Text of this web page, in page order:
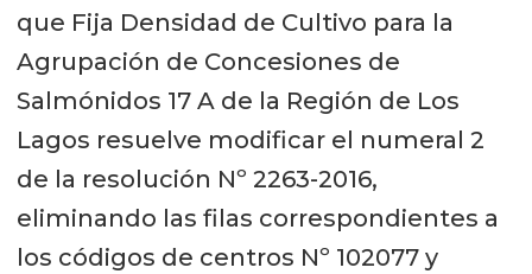
que Fija Densidad de Cultivo para la
Agrupación de Concesiones de
Salmónidos 17 A de la Región de Los
Lagos resuelve modificar el numeral 2
de la resolución Nº 2263-2016,
eliminando las filas correspondientes a
los códigos de centros Nº 102077 y